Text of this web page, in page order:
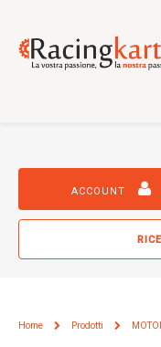
ACCOUNT
Home Prodotti